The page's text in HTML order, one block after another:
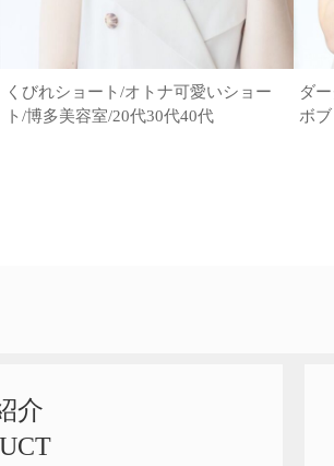
くびれショート/オトナ可愛いショー
ト/博多美容室/20代30代40代
ダ
ボ
介